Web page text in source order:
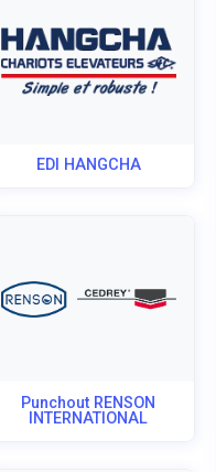
EDI HANGCHA
Punchout RENSON
INTERNATIONAL